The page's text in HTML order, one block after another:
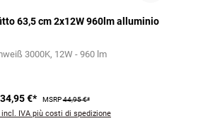
63,5 cm 2x12W 960lm alluminio
3000K 12W - 960 lm
34,95 €* MSRP44,95 €*
incl. IVA più costi di spedizione